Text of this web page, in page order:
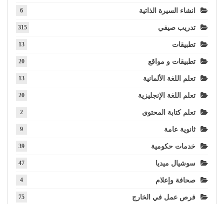
انشاء السيرة الذاتية 6
تدريب صيفي 315
تطبيقات 13
تطبيقات و مواقع 20
تعلم اللغة الألمانية 13
تعلم اللغة الإنجليزية 20
تعلم كتابة المحتوي 2
ثانوية عامة 9
خدمات حكومية 39
سوشيال ميديا 47
صحافة وإعلام 4
فرص عمل في الخارج 75